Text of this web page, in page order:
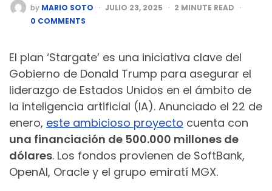
POSTED
BY
by MARIO SOTO JULIO 23, 2025 2 MINUTE READ
0 COMMENTS
El plan ‘Stargate’ es una iniciativa clave del
Gobierno de Donald Trump para asegurar el
liderazgo de Estados Unidos en el ámbito de
la inteligencia artificial (IA). Anunciado el 22 de
enero, este ambicioso proyecto cuenta con
una financiación de 500.000 millones de
dólares. Los fondos provienen de SoftBank,
OpenAI, Oracle y el grupo emiratí MGX.